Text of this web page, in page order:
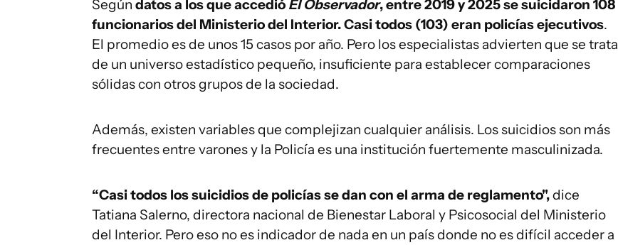
Según datos a los que accedió El Observador, entre 2019 y 2025 se suicidaron 108
funcionarios del Ministerio del Interior. Casi todos (103) eran policías ejecutivos.
El promedio es de unos 15 casos por año. Pero los especialistas advierten que se trata
de un universo estadístico pequeño, insuficiente para establecer comparaciones
sólidas con otros grupos de la sociedad.
Además, existen variables que complejizan cualquier análisis. Los suicidios son más
frecuentes entre varones y la Policía es una institución fuertemente masculinizada.
“Casi todos los suicidios de policías se dan con el arma de reglamento",dice
Tatiana Salerno, directora nacional de Bienestar Laboral y Psicosocial del Ministerio
del Interior. Pero eso no es indicador de nada en un país donde no es difícil acceder a